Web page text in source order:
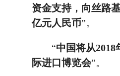
资金支持，向丝路
亿元人民币”。
“中国将从2018
际进口博览会”。